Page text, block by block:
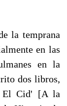
la temprana
en las
en la
dos libros,
El Cid' [A la